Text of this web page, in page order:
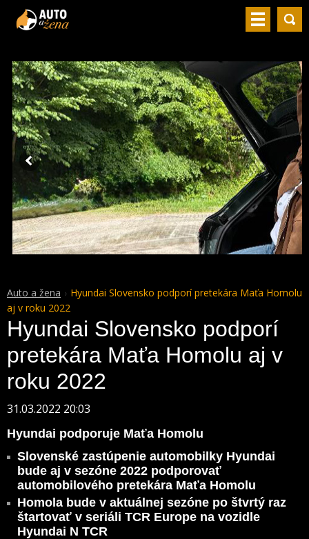
Auto a žena
Hyundai Slovensko podporí pretekára Maťa Homolu
aj v roku 2022
Hyundai Slovensko podporí
pretekára Maťa Homolu aj v
roku 2022
31.03.2022 20:03
Hyundai podporuje Maťa Homolu
Slovenské zastúpenie automobilky Hyundai
bude aj v sezóne 2022 podporovať
automobilového pretekára Maťa Homolu
Homola bude v aktuálnej sezóne po štvrtý raz
štartovať v seriáli TCR Europe na vozidle
Hyundai N TCR